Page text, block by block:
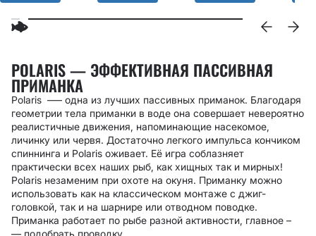
POLARIS — ЭФФЕКТИВНАЯ ПАССИВНАЯ
ПРИМАНКА
Polaris –— одна из лучших пассивных приманок. Благодаря
геометрии тела приманки в воде она совершает невероятно
реалистичные движения, напоминающие насекомое,
личинку или червя. Достаточно легкого импульса кончиком
спиннинга и Polaris оживает. Её игра соблазняет
практически всех наших рыб, как хищных так и мирных!
Polaris незаменим при охоте на окуня. Приманку можно
использовать как на классическом монтаже с джиг-
головкой, так и на шарнире или отводном поводке.
Приманка работает по рыбе разной активности, главное –